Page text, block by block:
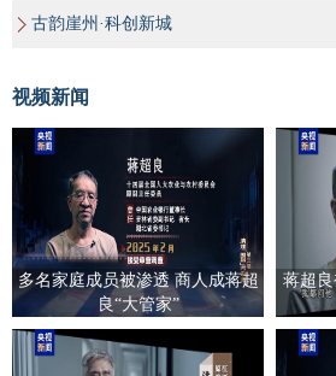
古韵崖州·科创新城
视频新闻
多名家庭成员被渗透 商人成蒋超
良“大管家”
蒋超良